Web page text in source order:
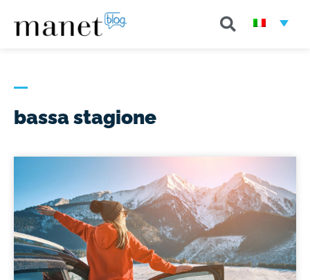
bassa stagione